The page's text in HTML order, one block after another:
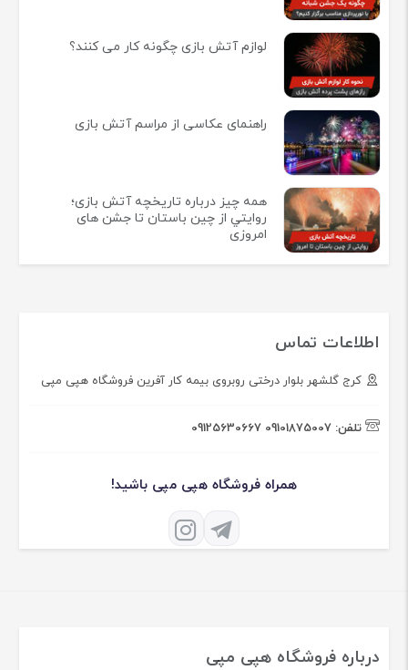
لوازم آتش بازی چگونه کار می کنند؟
راهنمای عکاسی از مراسم آتش بازی
همه چيز درباره تاريخچه آتش بازی؛
روايتي از چين باستان تا جشن های
امروزی
اطلاعات تماس
کرج گلشهر بلوار درختی روبروی بیمه کار آفرین فروشگاه هپی مپی
تلفن: 09101875007
09125630667
همراه فروشگاه هپی مپی باشید!
درباره فروشگاه هپی مپی